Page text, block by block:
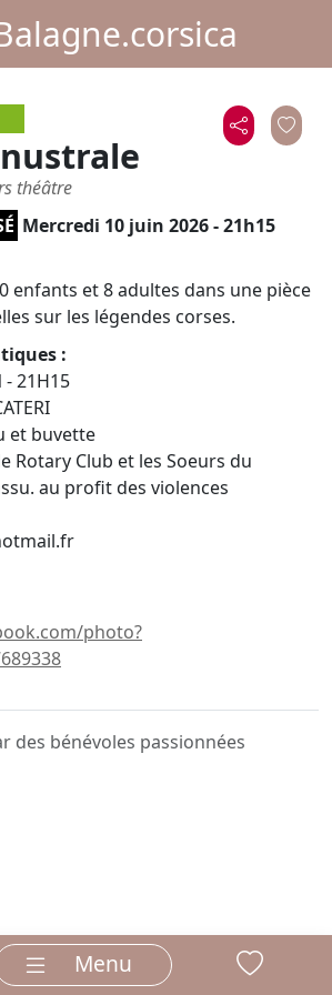
théâtre
Mercredi 10 juin 2026 - 21h15
enfants et 8 adultes dans une pièce
sur les légendes corses.
:
- 21H15
et buvette
Rotary Club et les Soeurs du
au profit des violences
photo?
des bénévoles passionnées
Menu